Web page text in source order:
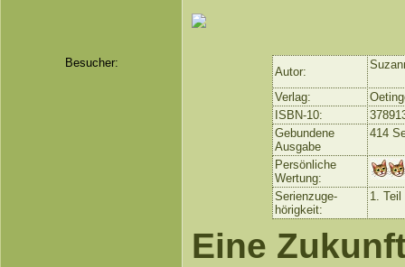
Besucher:
Autor:
Verlag:
ISBN-10:
Gebundene
Ausgabe
414
Persönliche
Wertung:
Serienzuge-
hörigkeit:
1. Teil
Eine